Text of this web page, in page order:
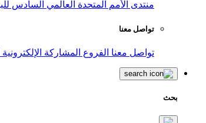
منتدى الأمم المتحدة العالمي السادس
تواصل معنا
تواصل معنا الفروع المشاركة الإلكترونية
بحث